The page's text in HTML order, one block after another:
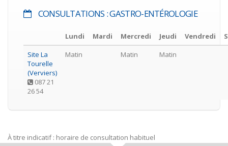
CONSULTATIONS : GASTRO-ENTÉROLOGIE
Lundi Mardi Mercredi Jeudi Vendredi
Site La
Tourelle
(Verviers)
087 21
26 54
Matin Matin Matin
À titre indicatif : horaire de consultation habituel